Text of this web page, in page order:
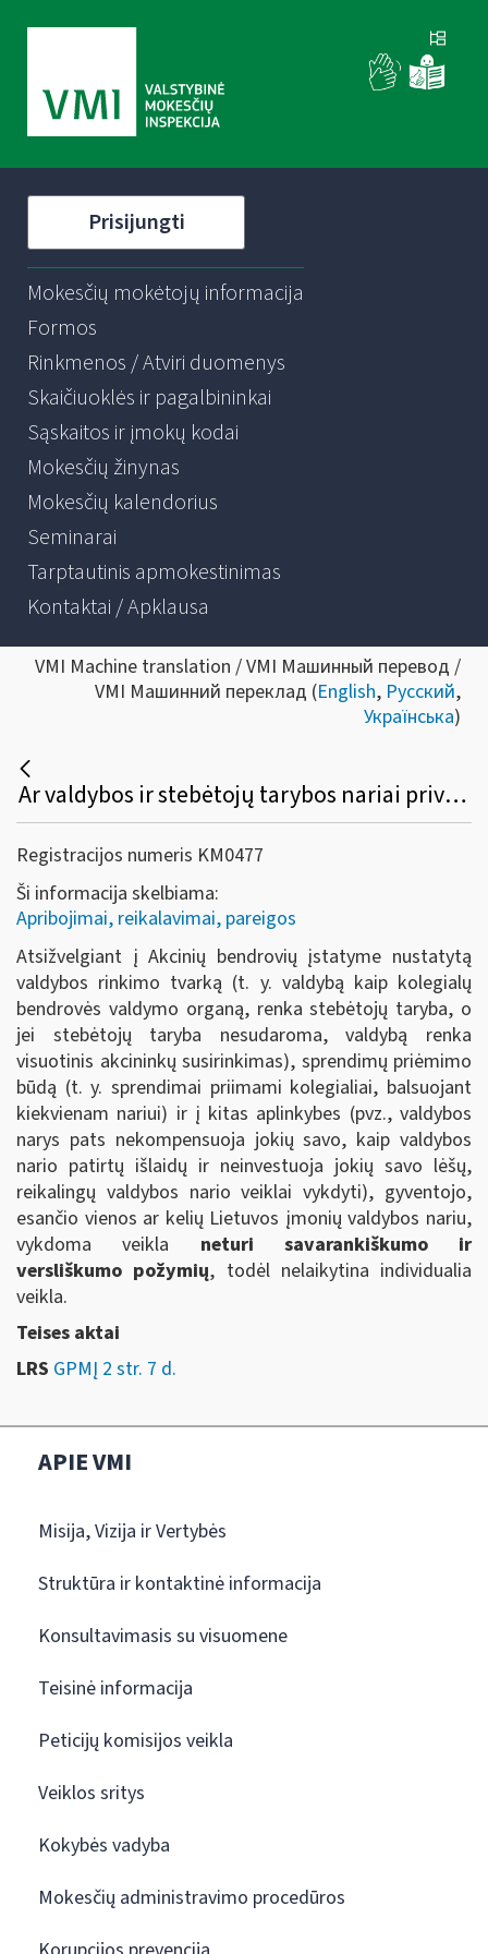
Prisijungti
Mokesčių mokėtojų informacija
Formos
Rinkmenos / Atviri duomenys
Skaičiuoklės ir pagalbininkai
Sąskaitos ir įmokų kodai
Mokesčių žinynas
Mokesčių kalendorius
Seminarai
Tarptautinis apmokestinimas
Kontaktai / Apklausa
VMI Machine translation / VMI Машинный перевод /
VMI Машинний переклад (English, Русский,
Українська)
Ar valdybos ir stebėtojų tarybos nariai privalo registruoti individualią veiklą?
Registracijos numeris KM0477
Ši informacija skelbiama:
Apribojimai, reikalavimai, pareigos
Atsižvelgiant į Akcinių bendrovių įstatyme nustatytą
valdybos rinkimo tvarką (t. y. valdybą kaip kolegialų
bendrovės valdymo organą, renka stebėtojų taryba, o
jei stebėtojų taryba nesudaroma, valdybą renka
visuotinis akcininkų susirinkimas), sprendimų priėmimo
būdą (t. y. sprendimai priimami kolegialiai, balsuojant
kiekvienam nariui) ir į kitas aplinkybes (pvz., valdybos
narys pats nekompensuoja jokių savo, kaip valdybos
nario patirtų išlaidų ir neinvestuoja jokių savo lėšų,
reikalingų valdybos nario veiklai vykdyti), gyventojo,
esančio vienos ar kelių Lietuvos įmonių valdybos nariu,
vykdoma veikla neturi savarankiškumo ir
versliškumo požymių, todėl nelaikytina individualia
veikla.
Teises aktai
LRS GPMĮ 2 str. 7 d.
APIE VMI
Misija, Vizija ir Vertybės
Struktūra ir kontaktinė informacija
Konsultavimasis su visuomene
Teisinė informacija
Peticijų komisijos veikla
Veiklos sritys
Kokybės vadyba
Mokesčių administravimo procedūros